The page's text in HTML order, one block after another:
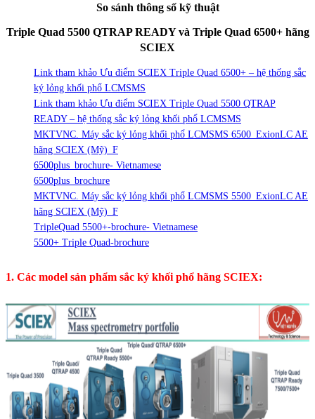
So sánh thông số kỹ thuật
Triple Quad 5500 QTRAP READY và Triple Quad 6500+ hãng
SCIEX
Link tham khảo Ưu điểm SCIEX Triple Quad 6500+ – hệ thống sắc
ký lỏng khối phổ LCMSMS
Link tham khảo Ưu điểm SCIEX Triple Quad 5500 QTRAP
READY – hệ thống sắc ký lỏng khối phổ LCMSMS
MKTVNC. Máy sắc ký lỏng khối phổ LCMSMS 6500_ExionLC AE
hãng SCIEX (Mỹ)_F
6500plus_brochure- Vietnamese
6500plus_brochure
MKTVNC. Máy sắc ký lỏng khối phổ LCMSMS 5500_ExionLC AE
hãng SCIEX (Mỹ)_F
TripleQuad 5500+-brochure- Vietnamese
5500+ Triple Quad-brochure
1. Các model sản phẩm sắc ký khối phổ hãng SCIEX: